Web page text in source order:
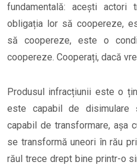
fundamentală: acești actori
obligația lor să coopereze,
să coopereze, este o
coopereze. Cooperați, dacă
Produsul infracțiunii este o
este capabil de disimulare
capabil de transformare, așa
se transformă uneori în rău
răul trece drept bine printr-o